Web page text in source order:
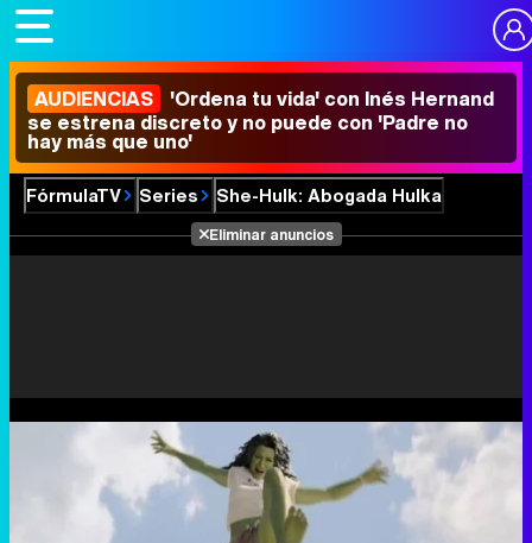
AUDIENCIAS 'Ordena tu vida' con Inés Hernand
se estrena discreto y no puede con 'Padre no
hay más que uno'
FórmulaTV Series She-Hulk: Abogada Hulka
Eliminar anuncios